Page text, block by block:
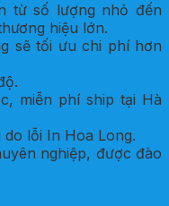
từ số lượng nhỏ đến
hiệu lớn.
sẽ tối ưu chi phí hơn
miễn phí ship tại Hà
do lỗi In Hoa Long.
nghiệp, được đào